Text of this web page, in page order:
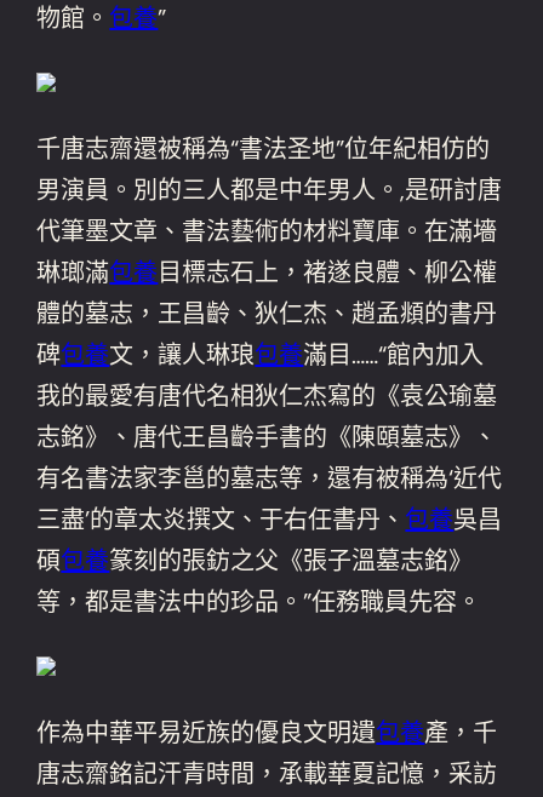
物館。 包養”
千唐志齋還被稱為“書法圣地”位年紀相仿的
男演員。別的三人都是中年男人。,是研討唐
代筆墨文章、書法藝術的材料寶庫。在滿墻
琳瑯滿包養目標志石上，褚遂良體、柳公權
體的墓志，王昌齡、狄仁杰、趙孟頫的書丹
碑包養文，讓人琳琅包養滿目……“館內加入
我的最愛有唐代名相狄仁杰寫的《袁公瑜墓
志銘》、唐代王昌齡手書的《陳頤墓志》、
有名書法家李邕的墓志等，還有被稱為‘近代
三盡’的章太炎撰文、于右任書丹、 包養吳昌
碩包養篆刻的張鈁之父《張子溫墓志銘》
等，都是書法中的珍品。”任務職員先容。
作為中華平易近族的優良文明遺包養產，千
唐志齋銘記汗青時間，承載華夏記憶，采訪